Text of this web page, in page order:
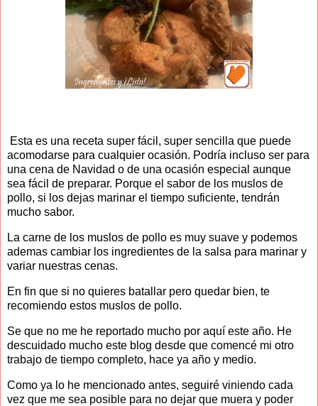
Esta es una receta super fácil, super sencilla que puede
acomodarse para cualquier ocasión. Podría incluso ser para
una cena de Navidad o de una ocasión especial aunque
sea fácil de preparar. Porque el sabor de los muslos de
pollo, si los dejas marinar el tiempo suficiente, tendrán
mucho sabor.
La carne de los muslos de pollo es muy suave y podemos
ademas cambiar los ingredientes de la salsa para marinar y
variar nuestras cenas.
En fin que si no quieres batallar pero quedar bien, te
recomiendo estos muslos de pollo.
Se que no me he reportado mucho por aquí este año. He
descuidado mucho este blog desde que comencé mi otro
trabajo de tiempo completo, hace ya año y medio.
Como ya lo he mencionado antes, seguiré viniendo cada
vez que me sea posible para no dejar que muera y poder